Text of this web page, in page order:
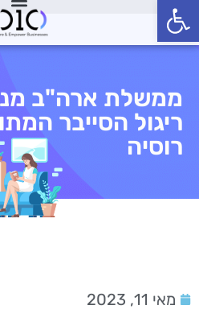
פתח סרגל נגישות
ממשלת ארה"ב
ריגול הסייבר
רוסיה
מאי 11, 2023